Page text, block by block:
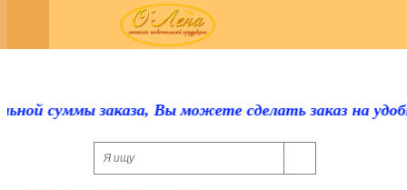
Регистрация
Оплата и доставка
суммы заказа, Вы можете сделать заказ на